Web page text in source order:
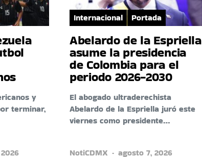
y
terminar,
Internacional Portada
Abelardo de la Espriella
asume la presidencia
de Colombia para el
periodo 2026-2030
El abogado ultraderechista
Abelardo de la Espriella juró este
viernes como presidente…
NotiCDMX agosto 7, 2026